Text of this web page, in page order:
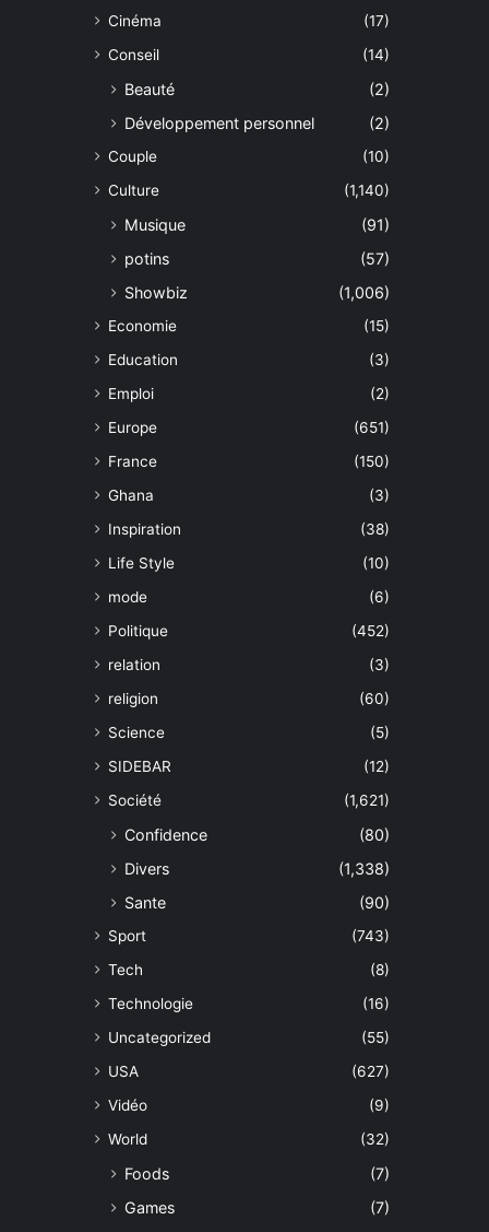
Cinéma
(17)
Conseil
(14)
Beauté
(2)
Développement personnel
(2)
Couple
(10)
Culture
(1,140)
Musique
(91)
potins
(57)
Showbiz
(1,006)
Economie
(15)
Education
(3)
Emploi
(2)
Europe
(651)
France
(150)
Ghana
(3)
Inspiration
(38)
Life Style
(10)
mode
(6)
Politique
(452)
relation
(3)
religion
(60)
Science
(5)
SIDEBAR
(12)
Société
(1,621)
Confidence
(80)
Divers
(1,338)
Sante
(90)
Sport
(743)
Tech
(8)
Technologie
(16)
Uncategorized
(55)
USA
(627)
Vidéo
(9)
World
(32)
Foods
(7)
Games
(7)